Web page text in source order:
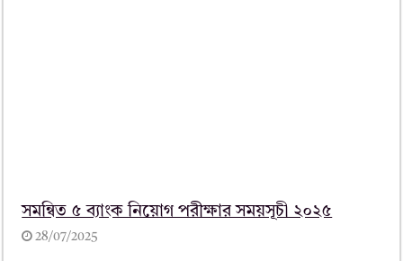
সমন্বিত ৫ ব্যাংক নিয়োগ পরীক্ষার সময়সূচী ২০২৫
28/07/2025